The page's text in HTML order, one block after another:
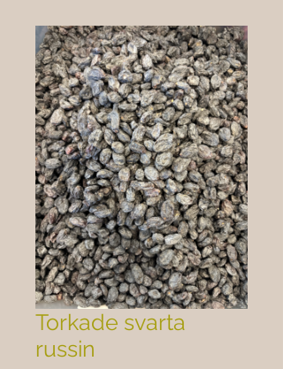
Torkade svarta
russin